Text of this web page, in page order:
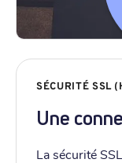
SÉCURITÉ SSL
Une
La sécurité